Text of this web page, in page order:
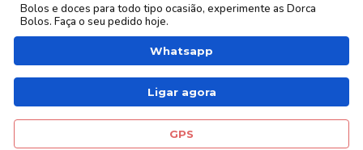
Bolos e doces para todo tipo ocasião, experimente asDorca
Bolos. Faça o seu pedido hoje.
Whatsapp
Ligar agora
GPS